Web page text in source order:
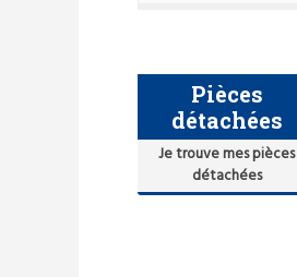
Pièces
détachées
Je trouve mes pièces
détachées